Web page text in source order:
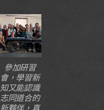
參加研習
會，學習新
知又能認識
志同道合的
新夥伴，真